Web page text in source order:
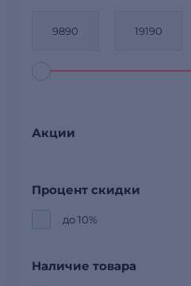
Акции
Процент скидки
до 10%
Наличие товара